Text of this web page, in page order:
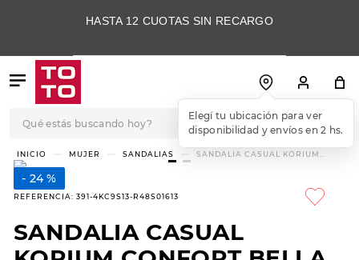
HASTA 12 CUOTAS SIN RECARGO
Elegí tu ubicación para ver
disponibilidad y envíos en 2 hs.
MUJER SANDALIAS
SANDALIA CASUAL KORIUM
24 %
REFERENCIA: 391-4KC9S13-R48S01613
SANDALIA CASUAL
TÉRMINOS MÁS
BUSCADOS
3 .
skechers slip-ins